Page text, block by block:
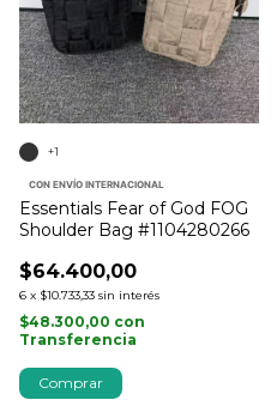
CON ENVÍO INTERNACIONAL
Essentials Fear of God FOG
Shoulder Bag #1104280266
$64.400,00
6 x $10.733,33 sin interés
$48.300,00 con
Transferencia
+1
Comprar